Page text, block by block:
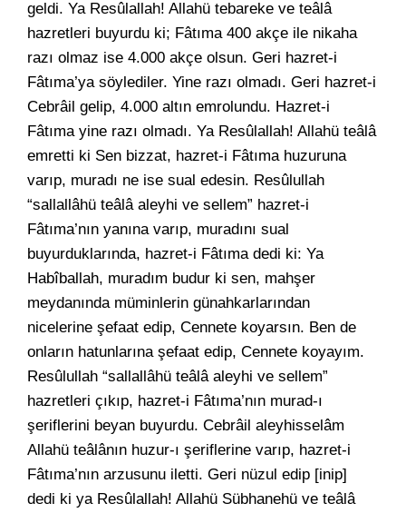
geldi. Ya Resûlallah! Allahü tebareke ve teâlâ
hazretleri buyurdu ki; Fâtıma 400 akçe ile nikaha
razı olmaz ise 4.000 akçe olsun. Geri hazret-i
Fâtıma’ya söylediler. Yine razı olmadı. Geri hazret-i
Cebrâil gelip, 4.000 altın emrolundu. Hazret-i
Fâtıma yine razı olmadı. Ya Resûlallah! Allahü teâlâ
emretti ki Sen bizzat, hazret-i Fâtıma huzuruna
varıp, muradı ne ise sual edesin. Resûlullah
“sallallâhü teâlâ aleyhi ve sellem” hazret-i
Fâtıma’nın yanına varıp, muradını sual
buyurduklarında, hazret-i Fâtıma dedi ki: Ya
Habîballah, muradım budur ki sen, mahşer
meydanında müminlerin günahkarlarından
nicelerine şefaat edip, Cennete koyarsın. Ben de
onların hatunlarına şefaat edip, Cennete koyayım.
Resûlullah “sallallâhü teâlâ aleyhi ve sellem”
hazretleri çıkıp, hazret-i Fâtıma’nın murad-ı
şeriflerini beyan buyurdu. Cebrâil aleyhisselâm
Allahü teâlânın huzur-ı şeriflerine varıp, hazret-i
Fâtıma’nın arzusunu iletti. Geri nüzul edip [inip]
dedi ki ya Resûlallah! Allahü Sübhanehü ve teâlâ